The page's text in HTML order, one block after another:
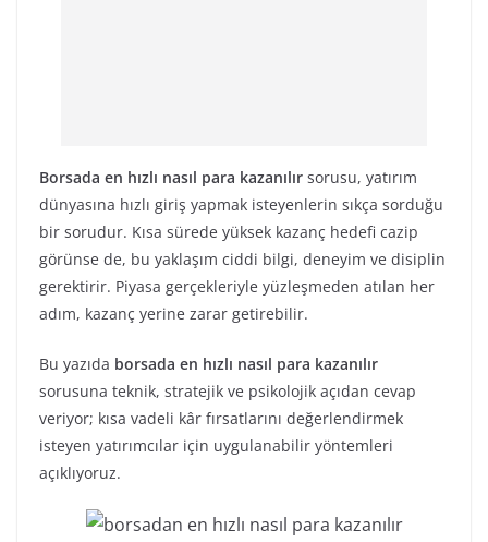
Borsada en hızlı nasıl para kazanılır sorusu, yatırım
dünyasına hızlı giriş yapmak isteyenlerin sıkça sorduğu
bir sorudur. Kısa sürede yüksek kazanç hedefi cazip
görünse de, bu yaklaşım ciddi bilgi, deneyim ve disiplin
gerektirir. Piyasa gerçekleriyle yüzleşmeden atılan her
adım, kazanç yerine zarar getirebilir.
Bu yazıda borsada en hızlı nasıl para kazanılır
sorusuna teknik, stratejik ve psikolojik açıdan cevap
veriyor; kısa vadeli kâr fırsatlarını değerlendirmek
isteyen yatırımcılar için uygulanabilir yöntemleri
açıklıyoruz.